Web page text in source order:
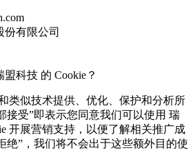
份有限公司
科技 的 Cookie？
类似技术提供、优化、保护和分析所
接受”即表示您同意我们可以使用 瑞
开展营销支持，以便了解相关推广成
绝”，我们将不会出于这些额外目的使